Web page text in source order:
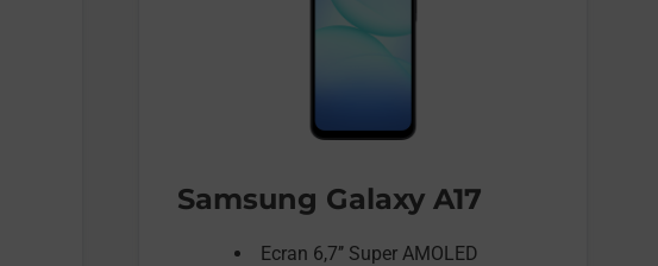
Samsung Galaxy A17
Ecran 6,7’’ Super AMOLED